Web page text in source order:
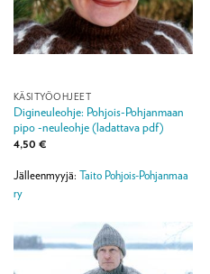
KÄSITYÖOHJEET
Digineuleohje: Pohjois-Pohjanmaan
pipo -neuleohje (ladattava pdf)
4,50 €
Jälleenmyyjä: Taito Pohjois-Pohjanmaa
ry